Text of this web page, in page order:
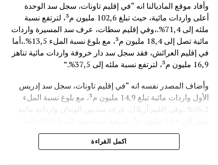
وأفاد موقع الماديالنا انه “في إقليم تاونات، سجل سد الوحدة
أعلى واردات مائية، حيث تبلغ 102,6 مليون م³، لترتفع نسبة
ملئه إلى 71,4%.،وفي إقليم سطات، عرف سد المسيرة واردات
مائية تصل إلى 18,4 مليون م³، مع بلوغ نسبة الملء 13,5%.،أما
في إقليم العرائش، فقد سجل سد دار خروفة واردات مائية تناهز
16,9 مليون م³، لترتفع نسبة ملئه إلى 37,5%.”
وأضاف المصدر نفسه انه “في إقليم تاونات، سجل سد إدريس
الأول واردات مائية تبلغ 14,9 مليون م³، مع بلوغ نسبة الملء
56,2%.،وفي إقليم أزيلال، عرف سد بين الويدان واردات مائية
اكمل القراءة